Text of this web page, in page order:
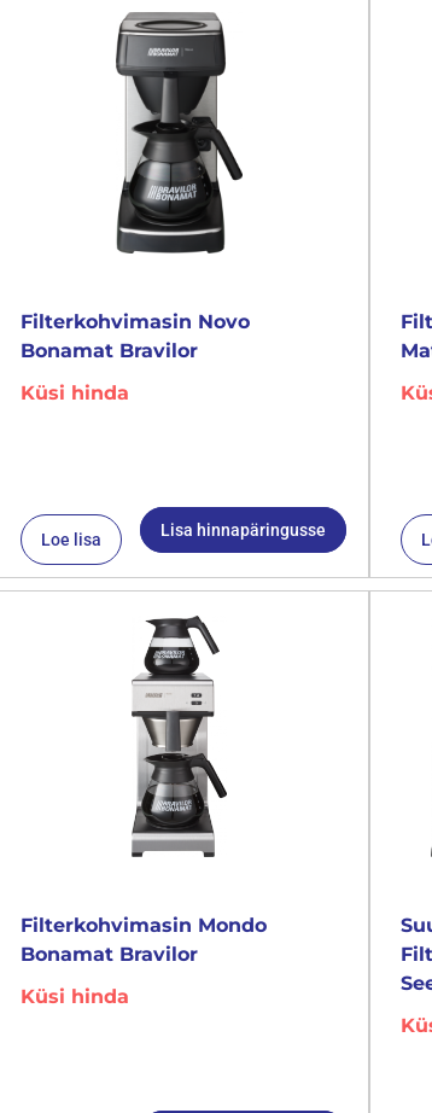
Filterkohvimasin Novo
Bonamat Bravilor
Küsi hinda
Loe lisa Lisa hinnapäringusse
Filterkohvimasin Mondo
Bonamat Bravilor
Küsi hinda